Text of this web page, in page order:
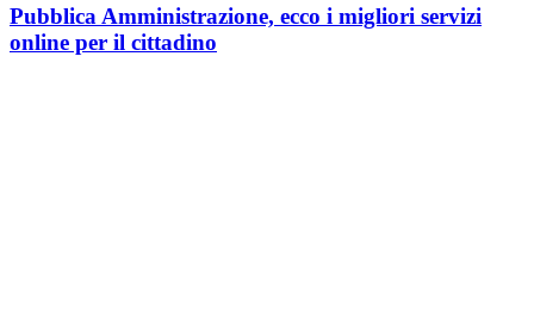
Pubblica Amministrazione, ecco i migliori servizi
online per il cittadino